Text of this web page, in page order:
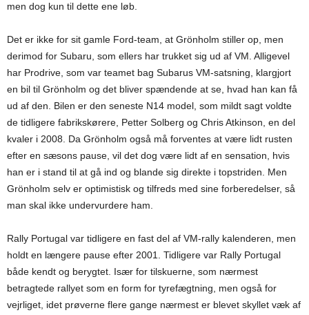
men dog kun til dette ene løb.
Det er ikke for sit gamle Ford-team, at Grönholm stiller op, men
derimod for Subaru, som ellers har trukket sig ud af VM. Alligevel
har Prodrive, som var teamet bag Subarus VM-satsning, klargjort
en bil til Grönholm og det bliver spændende at se, hvad han kan få
ud af den. Bilen er den seneste N14 model, som mildt sagt voldte
de tidligere fabrikskørere, Petter Solberg og Chris Atkinson, en del
kvaler i 2008. Da Grönholm også må forventes at være lidt rusten
efter en sæsons pause, vil det dog være lidt af en sensation, hvis
han er i stand til at gå ind og blande sig direkte i topstriden. Men
Grönholm selv er optimistisk og tilfreds med sine forberedelser, så
man skal ikke undervurdere ham.
Rally Portugal var tidligere en fast del af VM-rally kalenderen, men
holdt en længere pause efter 2001. Tidligere var Rally Portugal
både kendt og berygtet. Især for tilskuerne, som nærmest
betragtede rallyet som en form for tyrefægtning, men også for
vejrliget, idet prøverne flere gange nærmest er blevet skyllet væk af